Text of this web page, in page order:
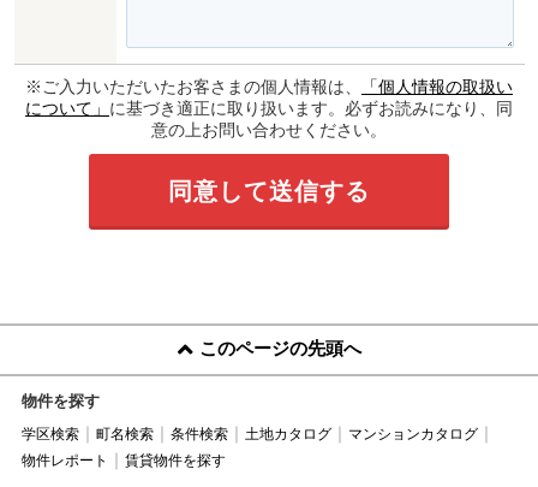
※ご入力いただいたお客さまの個人情報は、
「個人情報の取扱い
について」 に基づき適正に取り扱います。必ずお読みになり、同
意の上お問い合わせください。
このページの先頭へ
物件を探す
学区検索 町名検索 条件検索 土地カタログ
マンションカタログ
物件レポート
賃貸物件を探す